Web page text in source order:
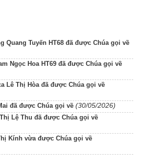
Quang Tuyến HT68 đã được Chúa gọi về
Ngọc Hoa HT69 đã được Chúa gọi về
Lê Thị Hòa đã được Chúa gọi về
đã được Chúa gọi về (30/05/2026)
Lệ Thu đã được Chúa gọi về
Kính vừa được Chúa gọi về